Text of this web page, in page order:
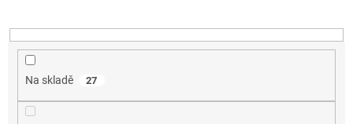
k
t
Na skladě 27